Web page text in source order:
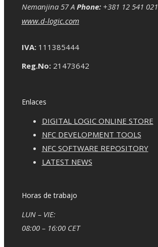
Nemanjina 57 A Phone:+381 12 541 021
www.d-logic.com
IVA:111385444
Reg.No:21473642
Enlaces
DIGITAL LOGIC ONLINE STORE
NFC DEVELOPMENT TOOLS
NFC SOFTWARE REPOSITORY
LATEST NEWS
Horas de trabajo
LUN – VIE:
08:00 – 16:00 CET